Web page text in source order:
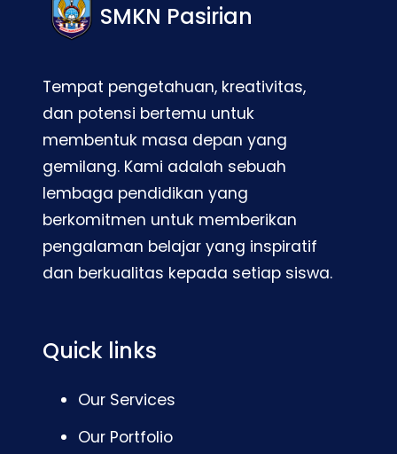
SMKN Pasirian
Tempat pengetahuan, kreativitas,
dan potensi bertemu untuk
membentuk masa depan yang
gemilang. Kami adalah sebuah
lembaga pendidikan yang
berkomitmen untuk memberikan
pengalaman belajar yang inspiratif
dan berkualitas kepada setiap siswa.
Quick links
Our Services
Our Portfolio